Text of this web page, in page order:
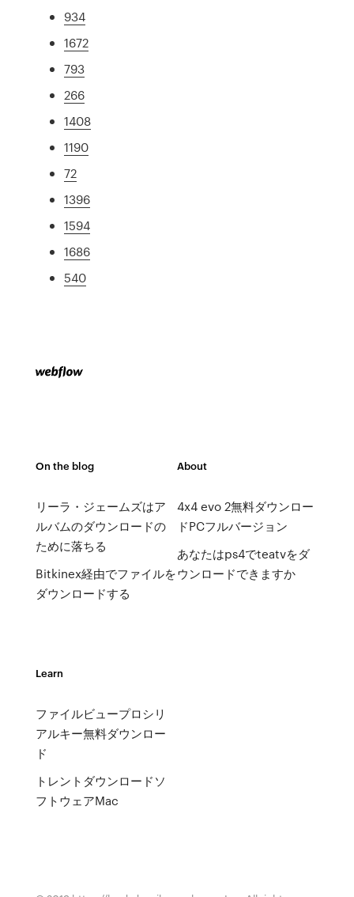
934
1672
793
266
1408
1190
72
1396
1594
1686
540
On the blog
リーラ・ジェームズはア
ルバムのダウンロードの
ために落ちる
Bitkinex経由でファイルを
ダウンロードする
About
4x4 evo 2無料ダウンロー
ドPCフルバージョン
あなたはps4でteatvをダ
ウンロードできますか
Learn
ファイルビュープロシリ
アルキー無料ダウンロー
ド
トレントダウンロードソ
フトウェアMac